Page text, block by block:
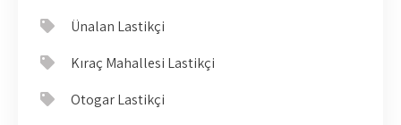
Ünalan Lastikçi
Kıraç Mahallesi Lastikçi
Otogar Lastikçi